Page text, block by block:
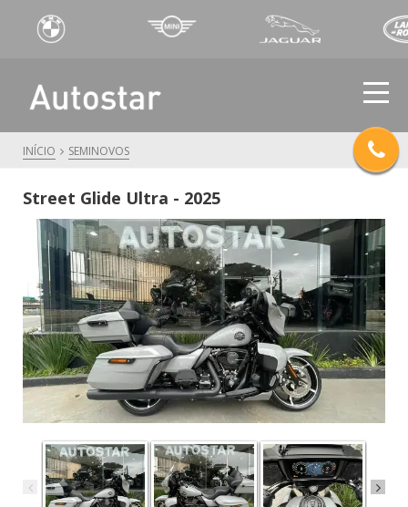
INÍCIO SEMINOVOS
Street Glide Ultra - 2025